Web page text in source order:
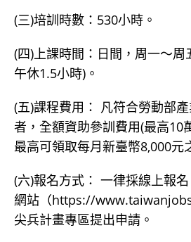
(三)培訓時數：530小時。
(四)上課時間：日間，周一～周
午休1.5小時)。
(五)課程費用： 凡符合勞動部
者，全額資助參訓費用(最高10
最高可領取每月新臺幣8,000元
(六)報名方式： 一律採線上報
網站（https://
尖兵計畫專區提出申請。